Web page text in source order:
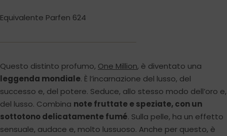
Equivalente Parfen 624
Questo distinto profumo, One Million, è diventato una
leggenda mondiale. È l’incarnazione del lusso, del
successo e, del potere. Seduce, allo stesso modo dell’oro e,
del lusso. Combina note fruttate e speziate, con un
sottotono delicatamente fumé. Sulla pelle, ha un effetto
sensuale, audace e, molto lussuoso. Anche per questo, è